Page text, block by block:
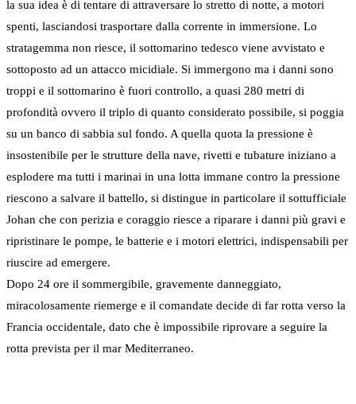
la sua idea è di tentare di attraversare lo stretto di notte, a motori
spenti, lasciandosi trasportare dalla corrente in immersione. Lo
stratagemma non riesce, il sottomarino tedesco viene avvistato e
sottoposto ad un attacco micidiale. Si immergono ma i danni sono
troppi e il sottomarino è fuori controllo, a quasi 280 metri di
profondità ovvero il triplo di quanto considerato possibile, si poggia
su un banco di sabbia sul fondo. A quella quota la pressione è
insostenibile per le strutture della nave, rivetti e tubature iniziano a
esplodere ma tutti i marinai in una lotta immane contro la pressione
riescono a salvare il battello, si distingue in particolare il sottufficiale
Johan che con perizia e coraggio riesce a riparare i danni più gravi e
ripristinare le pompe, le batterie e i motori elettrici, indispensabili per
riuscire ad emergere.
Dopo 24 ore il sommergibile, gravemente danneggiato,
miracolosamente riemerge e il comandate decide di far rotta verso la
Francia occidentale, dato che è impossibile riprovare a seguire la
rotta prevista per il mar Mediterraneo.